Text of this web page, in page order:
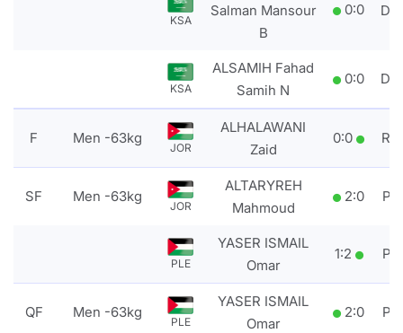
KSA
Salman Mansour
B
0:0
KSA
ALSAMIH Fahad
Samih N
0:0
F Men -63kg
JOR
ALHALAWANI
Zaid
0:0
SF Men -63kg
JOR
ALTARYREH
Mahmoud
2:0
PLE
YASER ISMAIL
Omar
1:2
QF Men -63kg
PLE
YASER ISMAIL
Omar
2:0